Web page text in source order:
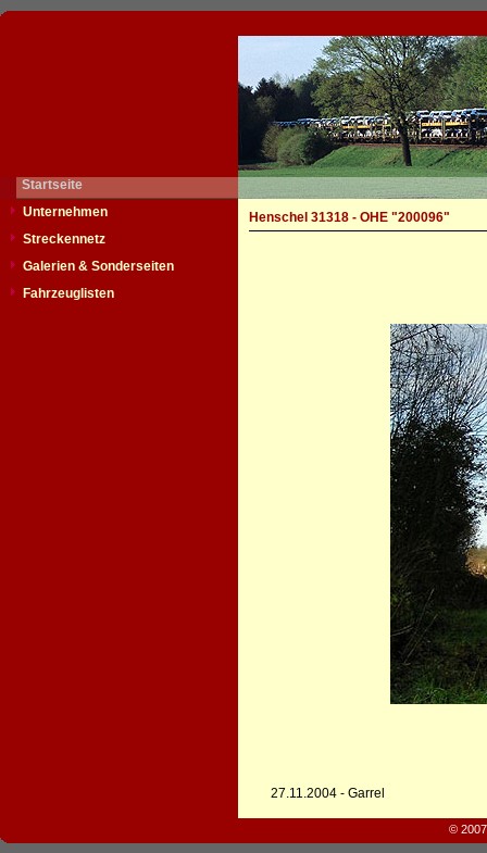
Startseite
Unternehmen
Streckennetz
Galerien & Sonderseiten
Fahrzeuglisten
Henschel 31318 - OHE "200096"
27.11.2004 - Garrel
©